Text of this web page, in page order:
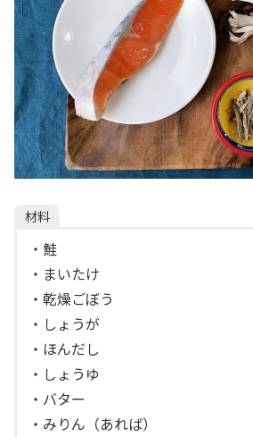
材料
・鮭
・まいたけ
・乾燥ごぼう
・しょうが
・ほんだし
・しょうゆ
・バター
・みりん（あれば）